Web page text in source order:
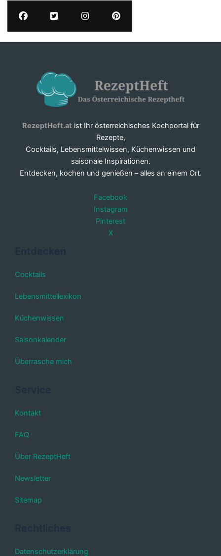
RezeptHeft.at ist Ihr österreichisches Kochportal für
Rezepte,
Cocktails, Lebensmittelwissen, Küchenwissen und
saisonale Inspirationen.
Entdecken, kochen und genießen – alles an einem Ort.
Facebook
Instagram
Pinterest
X
Cocktails
Lebensmittellexikon
Küchenwissen
Saisonkalender
Überrasche mich
Kontakt
FAQ
Über RezeptHeft
Newsletter
Sitemap
Datenschutzerklärung